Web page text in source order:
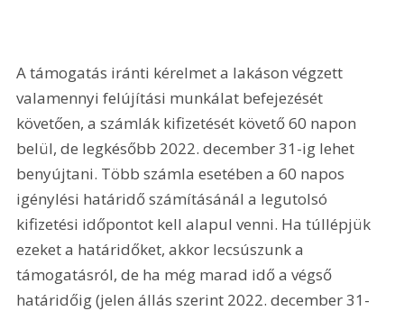
A támogatás iránti kérelmet a lakáson végzett
valamennyi felújítási munkálat befejezését
követően, a számlák kifizetését követő 60 napon
belül, de legkésőbb 2022. december 31-ig lehet
benyújtani. Több számla esetében a 60 napos
igénylési határidő számításánál a legutolsó
kifizetési időpontot kell alapul venni. Ha túllépjük
ezeket a határidőket, akkor lecsúszunk a
támogatásról, de ha még marad idő a végső
határidőig (jelen állás szerint 2022. december 31-